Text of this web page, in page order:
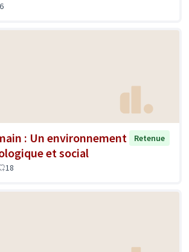
: Un environnement
et social
Retenue
18